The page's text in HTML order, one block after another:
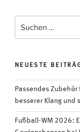
Software
TVs
Leben
ein“
#VIDEO“
nach:
NEUESTE
Passendes
besserer Klang und
Fußball-WM 2026: